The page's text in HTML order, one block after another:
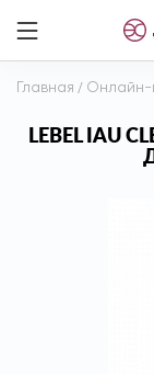
Главная / Онлайн-
LEBEL IAU